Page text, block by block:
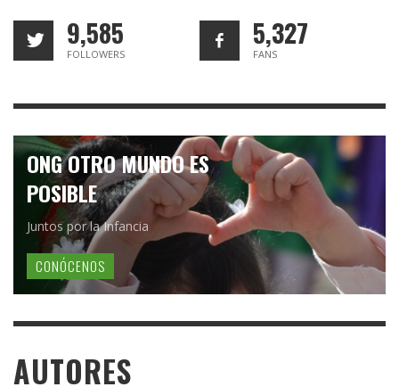
9,585
FOLLOWERS
5,327
FANS
ONG OTRO MUNDO ES
POSIBLE
Juntos por la Infancia
CONÓCENOS
AUTORES